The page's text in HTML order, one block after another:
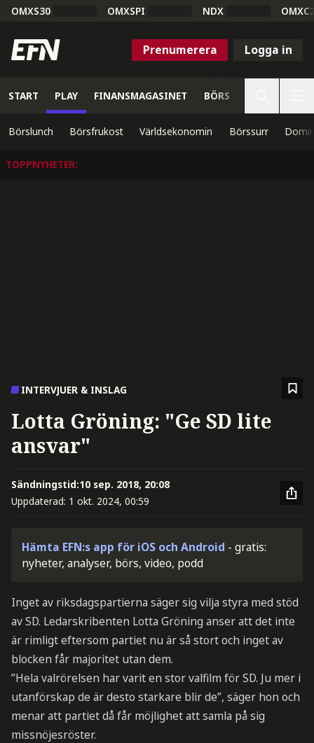
OMXS30 OMXSPI NDX
Prenumerera Logga in
START PLAY FINANSMAGASINET BÖRS
Börslunch Börsfrukost Världsekonomin Börssurr
TOPPNYHETER:
INTERVJUER & INSLAG
Lotta Gröning: "Ge SD lite
ansvar"
Sändningstid:10 sep. 2018, 20:08
Uppdaterad: 1 okt. 2024, 00:59
Hämta EFN:s app för iOS och Android - gratis:
nyheter, analyser, börs, video, podd
Inget av riksdagspartierna säger sig vilja styra med stöd
av SD. Ledarskribenten Lotta Gröning anser att det inte
är rimligt eftersom partiet nu är så stort och inget av
blocken får majoritet utan dem.
”Hela valrörelsen har varit en stor valfilm för SD. Ju mer i
utanförskap de är desto starkare blir de”, säger hon och
menar att partiet då får möjlighet att samla på sig
missnöjesröster.